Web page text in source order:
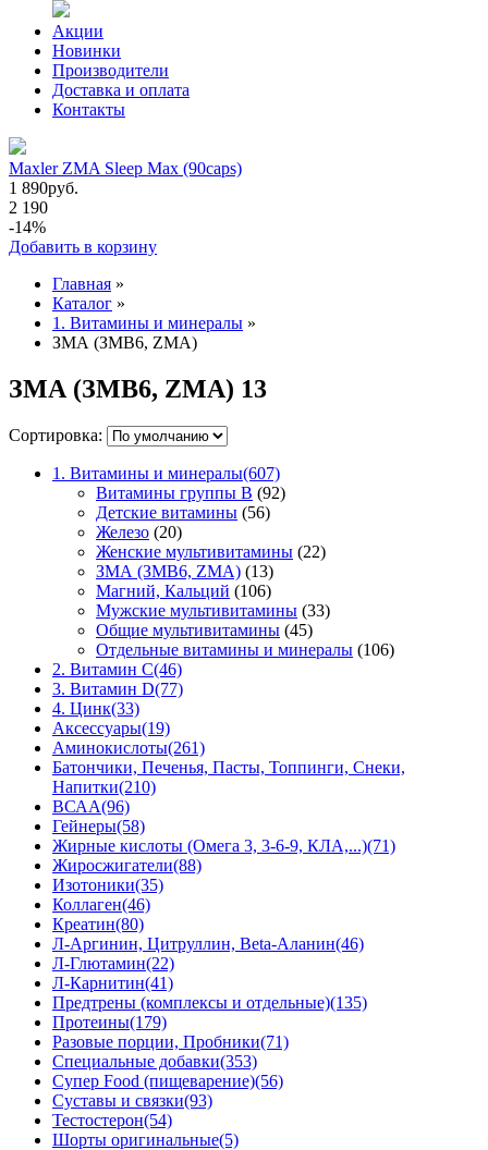
Акции
Новинки
Производители
Доставка и оплата
Контакты
Maxler ZMA Sleep Max (90caps)
1 890руб.
2 190
-14%
Добавить в корзину
Главная »
Каталог »
1. Витамины и минералы »
ЗМА (ЗМВ6, ZMA)
ЗМА (ЗМВ6, ZMA) 13
Сортировка:
1. Витамины и минералы(607)
Витамины группы В (92)
Детские витамины (56)
Железо (20)
Женские мультивитамины (22)
ЗМА (ЗМВ6, ZMA) (13)
Магний, Кальций (106)
Мужские мультивитамины (33)
Общие мультивитамины (45)
Отдельные витамины и минералы (106)
2. Витамин С(46)
3. Витамин D(77)
4. Цинк(33)
Аксессуары(19)
Аминокислоты(261)
Батончики, Печенья, Пасты, Топпинги, Снеки,
Напитки(210)
ВСАА(96)
Гейнеры(58)
Жирные кислоты (Омега 3, 3-6-9, КЛА,...)(71)
Жиросжигатели(88)
Изотоники(35)
Коллаген(46)
Креатин(80)
Л-Аргинин, Цитруллин, Beta-Аланин(46)
Л-Глютамин(22)
Л-Карнитин(41)
Предтрены (комплексы и отдельные)(135)
Протеины(179)
Разовые порции, Пробники(71)
Специальные добавки(353)
Супер Food (пищеварение)(56)
Суставы и связки(93)
Тестостерон(54)
Шорты оригинальные(5)